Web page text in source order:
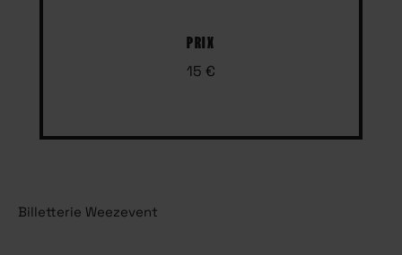
PRIX
15 €
Billetterie Weezevent